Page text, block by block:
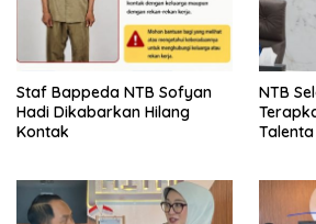
Staf Bappeda NTB Sofyan
Hadi Dikabarkan Hilang
Kontak
NTB
Talenta